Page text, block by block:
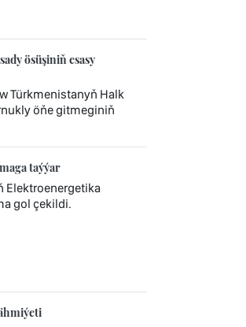
ösüşiniň esasy
Türkmenistanyň Halk
öňe gitmeginiň
taýýar
Elektroenergetika
gol çekildi.